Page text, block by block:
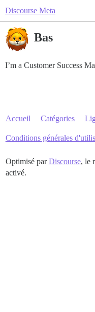
Discourse Meta
Bas
I’m a Customer Success
Accueil Catégories
Conditions générales
Optimisé parDiscourse, le
activé.